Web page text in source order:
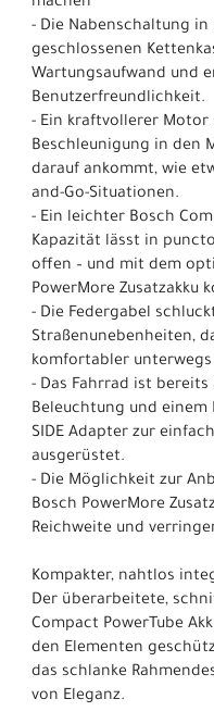
machen
- Die Nabenschaltung
geschlossenen
Wartungsaufwand und
Benutzerfreundlichkeit.
- Ein kraftvollerer
Beschleunigung in den
darauf ankommt, wie
and-Go-Situationen.
- Ein leichter Bosch
Kapazität lässt in
offen – und mit dem
PowerMore Zusatzakku
- Die Federgabel
Straßenunebenheiten,
komfortabler
- Das Fahrrad ist
Beleuchtung und einem
SIDE Adapter zur
ausgerüstet.
- Die Möglichkeit zur
Bosch PowerMore
Reichweite und
Kompakter, nahtlos
Der überarbeitete,
Compact PowerTube
den Elementen
das schlanke
von Eleganz.